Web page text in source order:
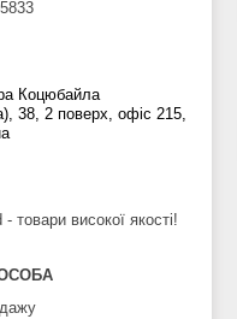
Коцюбайла
38, 2 поверх, офіс 215,
товари високої якості!